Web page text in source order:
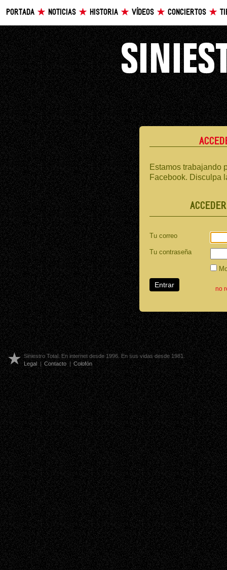
PORTADA NOTICIAS HISTORIA VÍDEOS CONCIERTOS
Estamos trabajando
Facebook. Disculpa
Tu correo
Tu contraseña
no
Siniestro Total. En internet desde 1996. En sus vidas desde 1981.
Legal | Contacto | Colofón